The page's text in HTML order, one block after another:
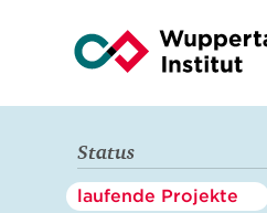
Status
laufende Projekte